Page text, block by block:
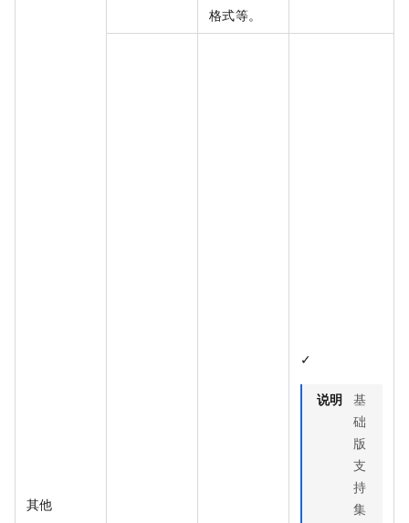
其他
格式等。
✓
说明 基
础
版
支
持
集